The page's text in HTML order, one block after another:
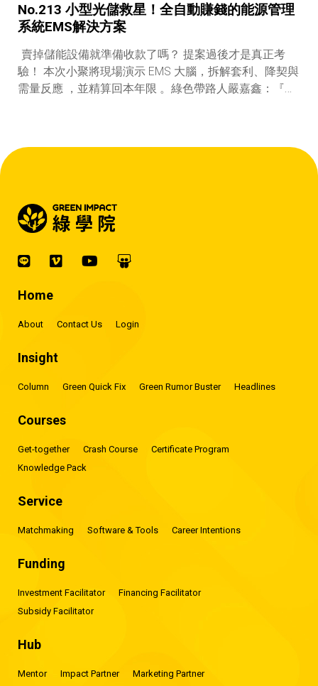
No.213 小型光儲救星！全自動賺錢的能源管理
系統EMS解決方案
賣掉儲能設備就準備收款了嗎？ 提案過後才是真正考
驗！ 本次小聚將現場演示 EMS 大腦，拆解套利、降契與
需量反應 ，並精算回本年限 。綠色帶路人嚴嘉鑫：『會
Home
About Contact Us Login
Insight
Column Green Quick Fix Green Rumor Buster Headlines
Courses
Get-together Crash Course
Certificate Program
Knowledge Pack
Service
Matchmaking Software & Tools Career Intentions
Funding
Investment Facilitator
Financing Facilitator
Subsidy Facilitator
Hub
Mentor Impact Partner
Marketing Partner